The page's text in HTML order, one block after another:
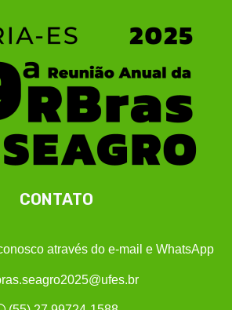
CONTATO
através do e-mail e WhatsApp